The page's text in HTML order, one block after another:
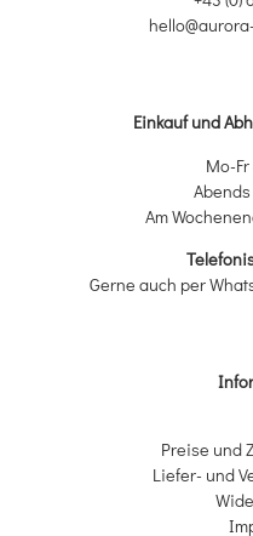
Einkauf und
Mo-Fr
Abends
Am
Gerne auch per
Preise und
Liefer- und